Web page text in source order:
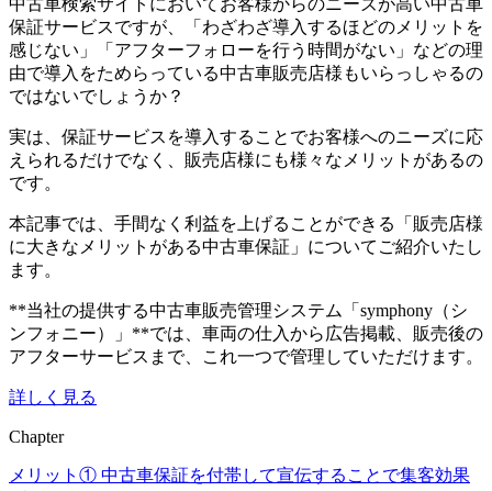
保証サービスですが、「わざわざ導入するほどのメリットを
感じない」「アフターフォローを行う時間がない」などの理
由で導入をためらっている中古車販売店様もいらっしゃるの
ではないでしょうか？
実は、保証サービスを導入することでお客様へのニーズに応
えられるだけでなく、販売店様にも様々なメリットがあるの
です。
本記事では、手間なく利益を上げることができる「販売店様
に大きなメリットがある中古車保証」についてご紹介いたし
ます。
**当社の提供する中古車販売管理システム「symphony（シ
ンフォニー）」**では、車両の仕入から広告掲載、販売後の
アフターサービスまで、これ一つで管理していただけます。
詳しく見る
Chapter
メリット① 中古車保証を付帯して宣伝することで集客効果